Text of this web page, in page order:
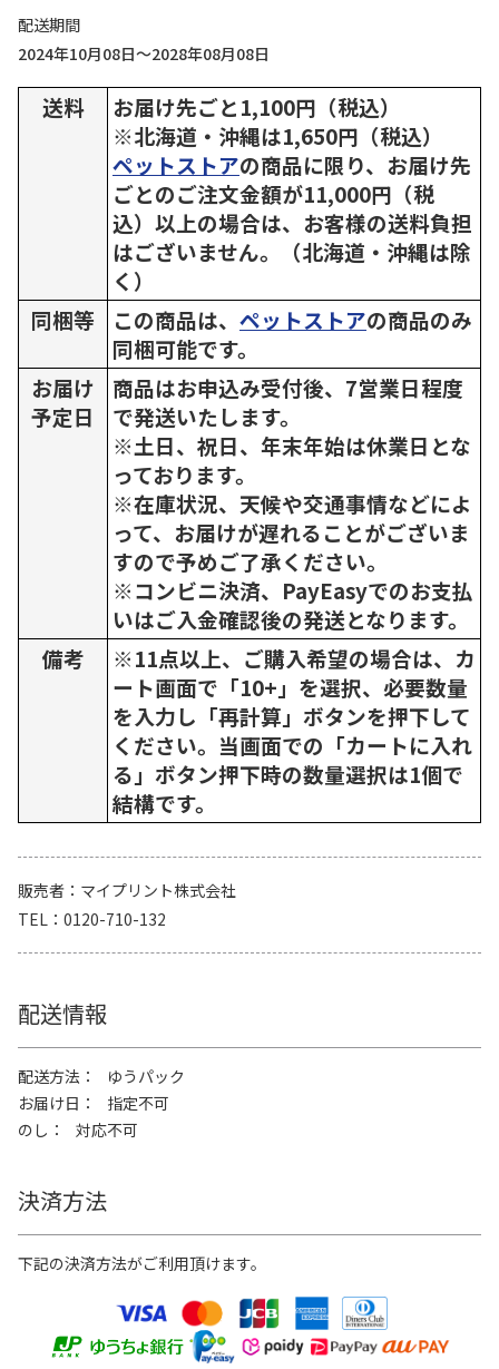
配送期間
2024年10月08日～2028年08月08日
送料
お届け先ごと1,100円（税込）
※北海道・沖縄は1,650円（税込）
ペットストアの商品に限り、お届け先
ごとのご注文金額が11,000円（税
込）以上の場合は、お客様の送料負担
はございません。（北海道・沖縄は除
く）
同梱等
この商品は、 ペットストアの商品のみ
同梱可能です。
お届け
予定日
商品はお申込み受付後、7営業日程度
で発送いたします。
※土日、祝日、年末年始は休業日とな
っております。
※在庫状況、天候や交通事情などによ
って、お届けが遅れることがございま
すので予めご了承ください。
※コンビニ決済、PayEasyでのお支払
いはご入金確認後の発送となります。
備考
※11点以上、ご購入希望の場合は、カ
ート画面で「10+」を選択、必要数量
を入力し「再計算」ボタンを押下して
ください。当画面での「カートに入れ
る」ボタン押下時の数量選択は1個で
結構です。
販売者
マイプリント株式会社
TEL
0120-710-132
配送情報
配送方法
ゆうパック
お届け日
指定不可
のし
対応不可
決済方法
下記の決済方法がご利用頂けます。